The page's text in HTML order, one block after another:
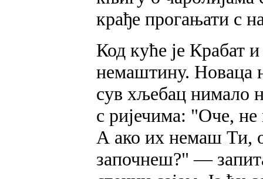
крађе прогањати с
Код куће је Крабат
немаштину. Новаца
сув хљебац нимало
с ријечима: "Оче,
А ако их немаш Ти,
започнеш?" —